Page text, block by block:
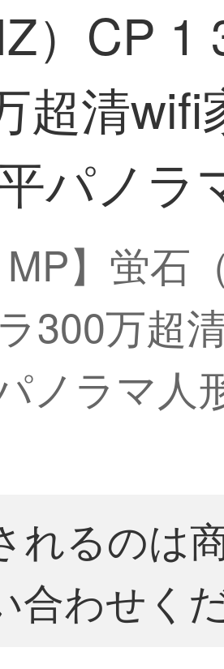
）CP 1
超清
パノラ
MP】蛍石
300万超
ノラマ人
れるのは
合わせく